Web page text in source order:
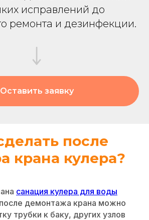
исправлений до
ремонта и дезинфекции.
Оставить заявку
после
крана кулера?
санация кулера для воды
демонтажа крана можно
трубки к баку, других узлов